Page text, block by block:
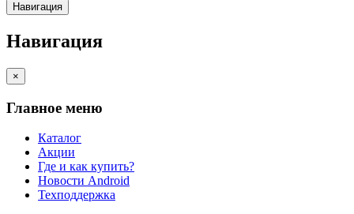
Навигация
Навигация
×
Главное меню
Каталог
Акции
Где и как купить?
Новости Android
Техподдержка